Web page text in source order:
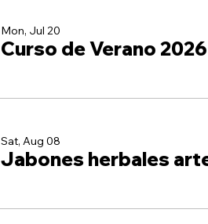
Mon, Jul 20
Curso de Verano 2026
Sat, Aug 08
Jabones herbales